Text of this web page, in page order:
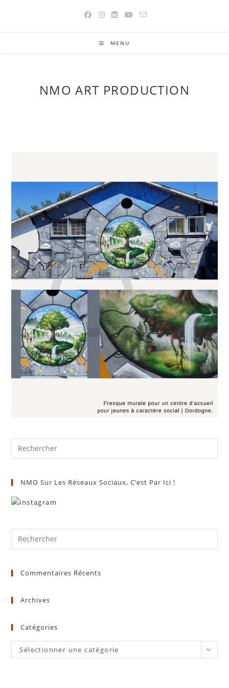
MENU
NMO ART PRODUCTION
NMO Sur Les Réseaux Sociaux, C’est Par Ici !
Commentaires Récents
Archives
Catégories
Catégories
Sélectionner une catégorie